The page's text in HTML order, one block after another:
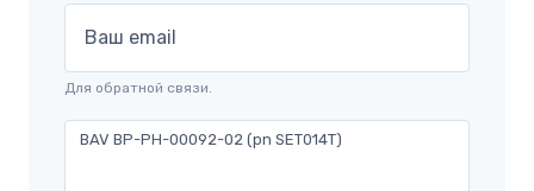
Ваш email
Для обратной связи.